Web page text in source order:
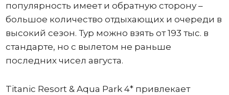
популярность имеет и обратную сторону –
большое количество отдыхающих и очереди в
высокий сезон. Тур можно взять от 193 тыс. в
стандарте, но с вылетом не раньше
последних чисел августа.
Titanic Resort & Aqua Park 4* привлекает